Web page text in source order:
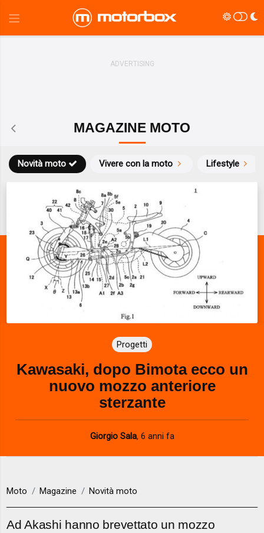
MAGAZINE MOTO
Novità moto Vivere con la moto Lifestyle
Progetti
Kawasaki, dopo Bimota ecco un
nuovo mozzo anteriore
sterzante
Giorgio Sala, 6 anni fa
Moto Magazine Novità moto
Ad Akashi hanno brevettato un mozzo